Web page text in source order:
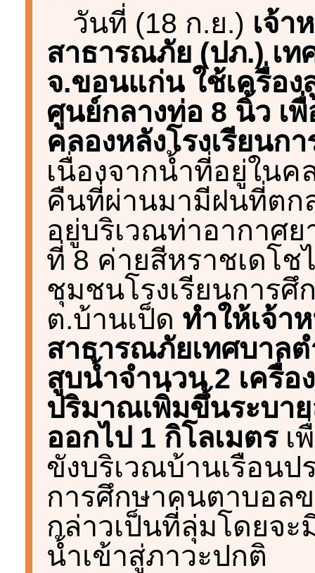
วันที่ (18 ก.ย.) เจ้า
สาธารณภัย (ปภ.) เท
จ.ขอนแก่น ใช้เครื่อ
ศูนย์กลางท่อ 8 นิ้ว เ
คลองหลังโรงเรียน
เนื่องจากน้ำที่อยู่ในค
คืนที่ผ่านมามีฝนที่ตก
อยู่บริเวณท่าอากาศ
ที่ 8 ค่ายสีหราชเดโช
ชุมชนโรงเรียนการ
ต.บ้านเป็ด ทำให้เจ้า
สาธารณภัยเทศบาลต
สูบน้ำจำนวน 2 เครื่อ
ปริมาณเพิ่มขึ้นระบา
ออกไป 1 กิโลเมตรเ
ขังบริเวณบ้านเรือนป
การศึกษาคนตาบอล
กล่าวเป็นที่ลุ่มโดยจ
น้ำเข้าสู่ภาวะปกติ